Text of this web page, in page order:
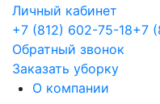
Личный кабинет
+7 (812) 602-75-18+7
Обратный звонок
Заказать уборку
О компании